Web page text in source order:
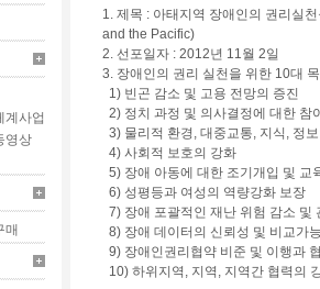
계사업
영상
매
1. 제목 : 아태지역 장애인의 권리실
and the Pacific)
2. 선포일자 : 2012년 11월 2일
3. 장애인의 권리 실천을 위한 10대
1) 빈곤 감소 및 고용 전망의 증진
2) 정치 과정 및 의사결정에 대한 참
3) 물리적 환경, 대중교통, 지식, 정
4) 사회적 보호의 강화
5) 장애 아동에 대한 조기개입 및 교
6) 성평등과 여성의 역량강화 보장
7) 장애 포괄적인 재난 위험 감소 및
8) 장애 데이터의 신뢰성 및 비교가
9) 장애인권리협약 비준 및 이행과
10) 하위지역, 지역, 지역간 협력의